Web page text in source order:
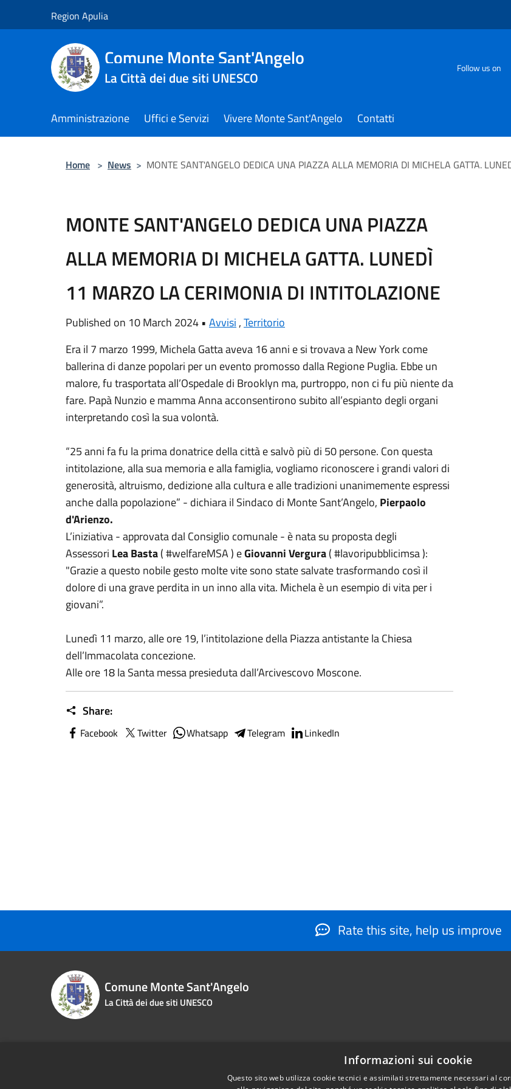
Region Apulia
Comune Monte Sant'Angelo
La Città dei due siti UNESCO
Follow us on
Amministrazione Uffici e Servizi Vivere Monte Sant'Angelo Contatti
Home > News > MONTE SANT'ANGELO DEDICA UNA PIAZZA ALLA MEMORIA DI MICHELA GATTA.
MONTE SANT'ANGELO DEDICA UNA PIAZZA
ALLA MEMORIA DI MICHELA GATTA. LUNEDÌ
11 MARZO LA CERIMONIA DI INTITOLAZIONE
Published on 10 March 2024 • Avvisi ,Territorio
Era il 7 marzo 1999, Michela Gatta aveva 16 anni e si trovava a New York come
ballerina di danze popolari per un evento promosso dalla Regione Puglia. Ebbe un
malore, fu trasportata all’Ospedale di Brooklyn ma, purtroppo, non ci fu più niente da
fare. Papà Nunzio e mamma Anna acconsentirono subito all’espianto degli organi
interpretando così la sua volontà.
“25 anni fa fu la prima donatrice della città e salvò più di 50 persone. Con questa
intitolazione, alla sua memoria e alla famiglia, vogliamo riconoscere i grandi valori di
generosità, altruismo, dedizione alla cultura e alle tradizioni unanimemente espressi
anche dalla popolazione” - dichiara il Sindaco di Monte Sant’Angelo, Pierpaolo
d'Arienzo.
L’iniziativa - approvata dal Consiglio comunale - è nata su proposta degli
Assessori Lea Basta( #welfareMSA ) eGiovanni Vergura( #lavoripubblicimsa ):
"Grazie a questo nobile gesto molte vite sono state salvate trasformando così il
dolore di una grave perdita in un inno alla vita. Michela è un esempio di vita per i
giovani”.
Lunedì 11 marzo, alle ore 19, l’intitolazione della Piazza antistante la Chiesa
dell’Immacolata concezione.
Alle ore 18 la Santa messa presieduta dall’Arcivescovo Moscone.
Share:
Facebook Twitter Whatsapp Telegram LinkedIn
Rate this site, help us improve
Comune Monte Sant'Angelo
La Città dei due siti UNESCO
Phone:0884566206
Informazioni sui cookie
Questo sito web utilizza cookie tecnici e assimilati strettamente necessari al